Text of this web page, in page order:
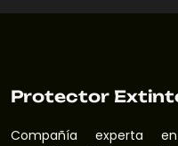
Protector
Compañía experta